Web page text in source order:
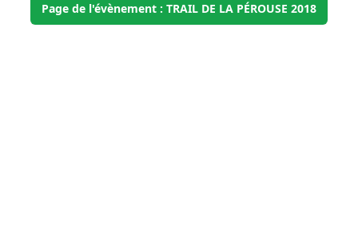
Page de l'évènement : TRAIL DE LA PÉROUSE 2018